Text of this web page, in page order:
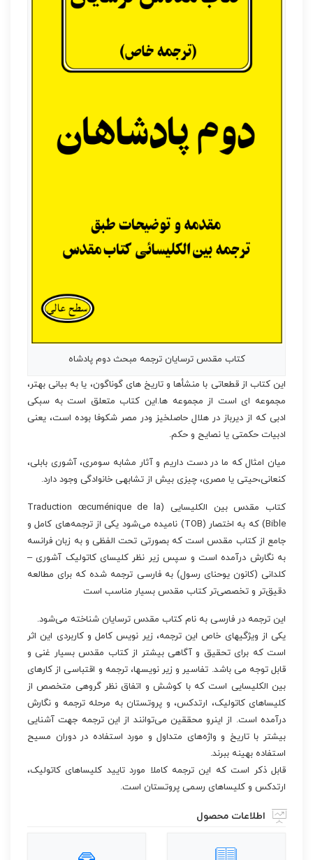
کتاب مقدس ترسایان ترجمه مبحث دوم پادشاه
این کتاب از قطعاتی با منشأها و تاریخ های گوناگون، یا به بیانی بهتر،
مجموعه ای است از مجموعه ها.این کتاب متعلق است به سبکی
ادبی که از دیرباز در هلال حاصلخیز ودر مصر شکوفا بوده است، یعنی
ادبیات حکمتی یا نصایح و حکم.
میان امثال که ما در دست داریم و آثار مشابه سومری، آشوری بابلی،
کنعانی،حیتی یا مصری، چیزی بیش از تشابهی خانوادگی وجود دارد.
کتاب مقدس بین الکلیسایی (Traduction œcuménique de la
Bible) که به اختصار (TOB) نامیده می‌شود یکی از ترجمه‌های کامل و
جامع از کتاب مقدس است که بصورتی تحت الفظی و به زبان فرانسه
به نگارش درآمده است و سپس زیر نظر کلیسای کاتولیک آشوری –
کلدانی (کانون یوحنای رسول) به فارسی ترجمه شده که برای مطالعه
دقیق‌تر و تخصصی‌تر کتاب مقدس بسیار مناسب است
این ترجمه در فارسی به نام کتاب مقدس ترسایان شناخته می‌شود.
یکی از ویژگیهای خاص این ترجمه، زیر نویس کامل و کاربردی این اثر
است که برای تحقیق و آگاهی بیشتر از کتاب مقدس بسیار غنی و
قابل توجه می باشد. تفاسیر و زیر نویسها، ترجمه و اقتباسی از کارهای
بین الکلیسایی است که با کوشش و اتفاق نظر گروهی متخصص از
کلیساهای کاتولیک، ارتدکس، و پروتستان به مرحله ترجمه و نگارش
درآمده است. از اینرو محققین می‌توانند از این ترجمه جهت آشنایی
بیشتر با تاریخ و واژه‌های متداول و مورد استفاده در دوران مسیح
استفاده بهینه ببرند.
قابل ذکر است که این ترجمه کاملا مورد تایید کلیساهای کاتولیک،
ارتدکس و کلیساهای رسمی پروتستان است.
اطلاعات محصول